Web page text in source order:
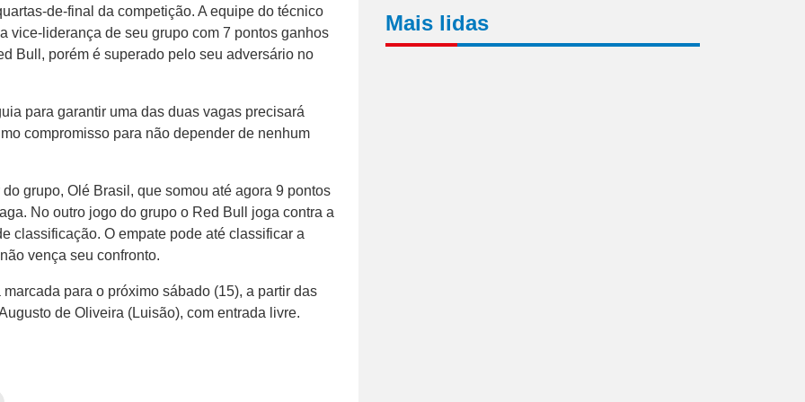
de-final da competição. A equipe do técnico
vice-liderança de seu grupo com 7 pontos ganhos
Bull, porém é superado pelo seu adversário no
para garantir uma das duas vagas precisará
compromisso para não depender de nenhum
grupo, Olé Brasil, que somou até agora 9 pontos
No outro jogo do grupo o Red Bull joga contra a
classificação. O empate pode até classificar a
vença seu confronto.
para o próximo sábado (15), a partir das
de Oliveira (Luisão), com entrada livre.
Mais lidas